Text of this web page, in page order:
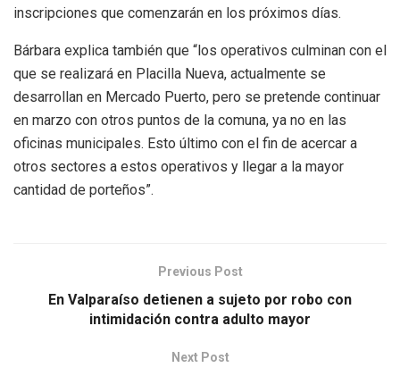
inscripciones que comenzarán en los próximos días.
Bárbara explica también que “los operativos culminan con el
que se realizará en Placilla Nueva, actualmente se
desarrollan en Mercado Puerto, pero se pretende continuar
en marzo con otros puntos de la comuna, ya no en las
oficinas municipales. Esto último con el fin de acercar a
otros sectores a estos operativos y llegar a la mayor
cantidad de porteños”.
Previous Post
En Valparaíso detienen a sujeto por robo con
intimidación contra adulto mayor
Next Post